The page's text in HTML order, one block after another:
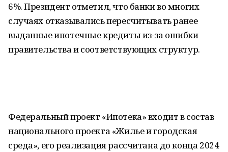
6%. Президент отметил, что банки во многих
случаях отказывались пересчитывать ранее
выданные ипотечные кредиты из-за ошибки
правительства и соответствующих структур.
Федеральный проект «Ипотека» входит в состав
национального проекта «Жилье и городская
среда», его реализация рассчитана до конца 2024